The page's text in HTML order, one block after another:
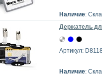
Наличие:
Держатель
Артикул:
Наличие: